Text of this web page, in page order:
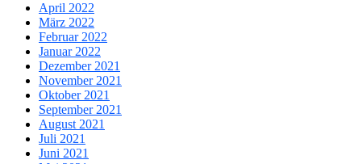
April 2022
März 2022
Februar 2022
Januar 2022
Dezember 2021
November 2021
Oktober 2021
September 2021
August 2021
Juli 2021
Juni 2021